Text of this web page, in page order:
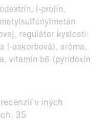
l-prolín,
regulátor kyslosti:
l-askorbová), aróma,
vitamín b6 (pyridoxín
v iných
35